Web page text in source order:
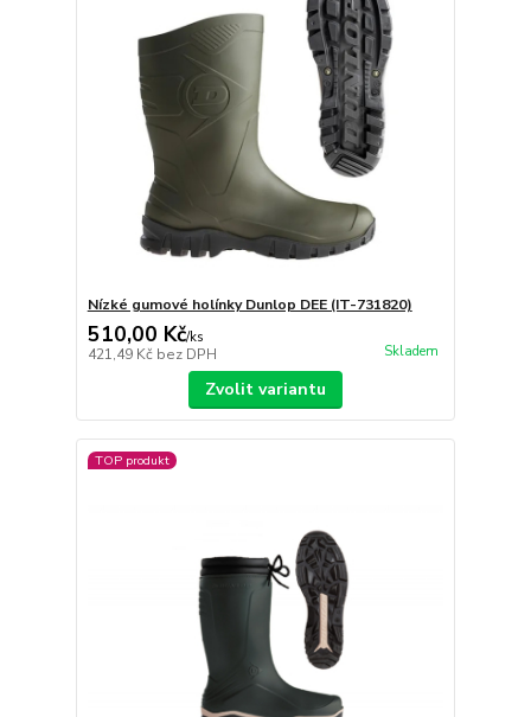
Nízké gumové holínky Dunlop DEE (IT-731820)
510,00 Kč/ks
421,49 Kč bez DPH Skladem
Zvolit variantu
TOP produkt